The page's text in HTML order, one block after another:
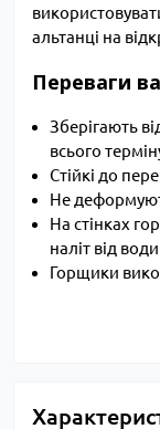
альтанці на
Переваги
Зберігають
всього
Стійкі до
Не
На стінках
наліт від води
Горщики